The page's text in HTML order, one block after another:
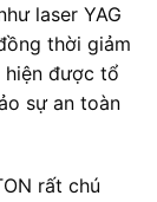
laser YAG
thời giảm
được tổ
sự an toàn
rất chú